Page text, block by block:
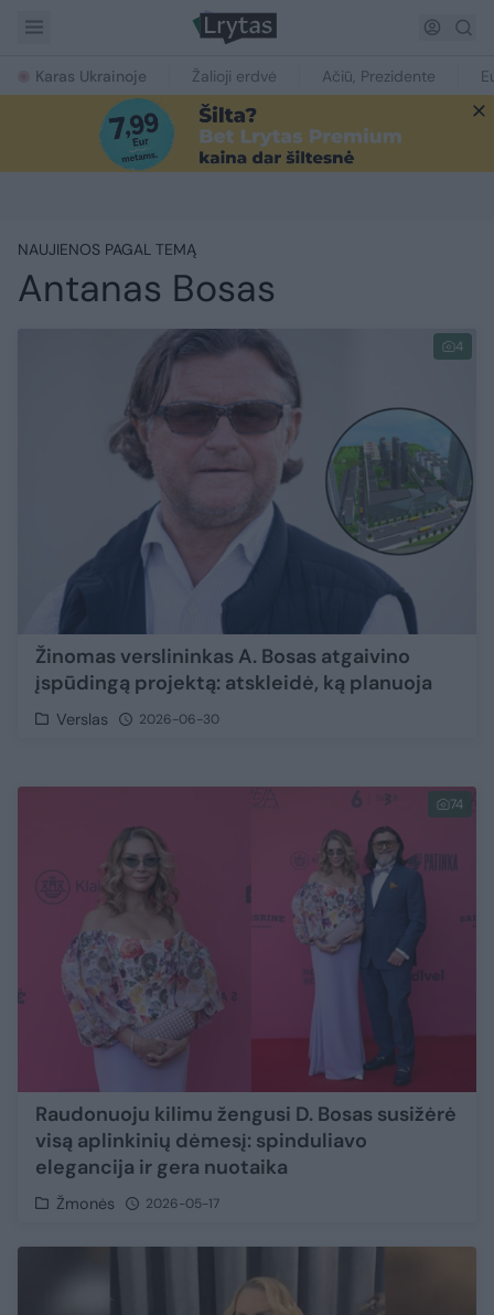
Karas Ukrainoje Žalioji erdvė Ačiū, Prezidente
NAUJIENOS PAGAL TEMĄ
Antanas Bosas
4
Žinomas verslininkas A. Bosas atgaivino
įspūdingą projektą: atskleidė, ką planuoja
Verslas 2026-06-30
74
Raudonuoju kilimu žengusi D. Bosas susižėrė
visą aplinkinių dėmesį: spinduliavo
elegancija ir gera nuotaika
Žmonės 2026-05-17